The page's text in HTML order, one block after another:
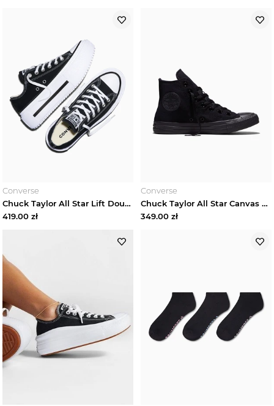
Converse
Chuck Taylor All Star Lift Double Stack Platform Canvas Converse
419.00 zł
Converse
Chuck Taylor All Star Canvas Converse Czarny
349.00 zł